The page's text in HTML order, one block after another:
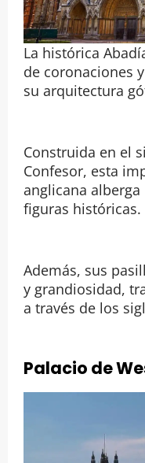
La histórica
de coronaciones
su arquitectura
Construida en el
Confesor, esta
anglicana
figuras históricas.
Además, sus
y grandiosidad,
a través de los
Palacio de